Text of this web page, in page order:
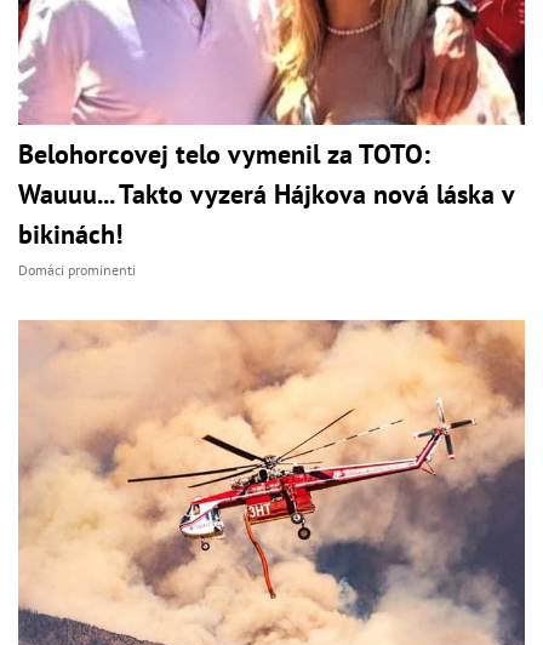
Belohorcovej telo vymenil za TOTO:
Wauuu... Takto vyzerá Hájkova nová láska v
bikinách!
Domáci prominenti